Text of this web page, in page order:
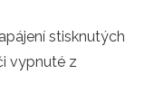
stisknutých
vypnuté z